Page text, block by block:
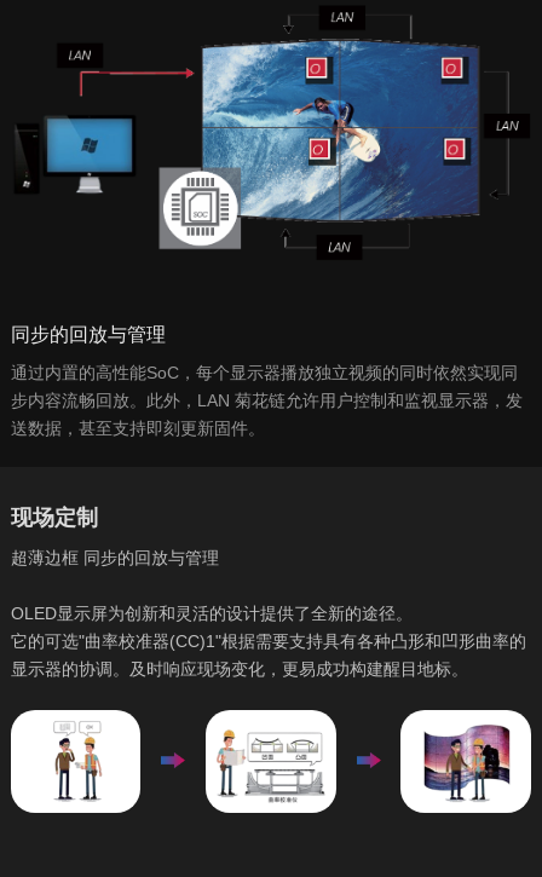
同步的回放与管理
通过内置的高性能SoC，每个显示器播放独立视频的同时依然实现同
步内容流畅回放。此外，LAN 菊花链允许用户控制和监视显示器，发
送数据，甚至支持即刻更新固件。
现场定制
超薄边框 同步的回放与管理
OLED显示屏为创新和灵活的设计提供了全新的途径。
它的可选"曲率校准器(CC)1"根据需要支持具有各种凸形和凹形曲率的
显示器的协调。及时响应现场变化，更易成功构建醒目地标。